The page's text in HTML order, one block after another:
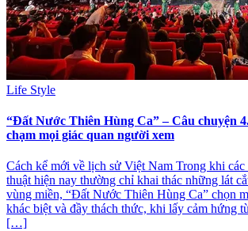
Life Style
“Đất Nước Thiên Hùng Ca” – Câu chuyện
chạm mọi giác quan người xem
Cách kể mới về lịch sử Việt Nam Trong khi
thuật hiện nay thường chỉ khai thác những lát
vùng miền, “Đất Nước Thiên Hùng Ca” chọn
khác biệt và đầy thách thức, khi lấy cảm hứng
[…]